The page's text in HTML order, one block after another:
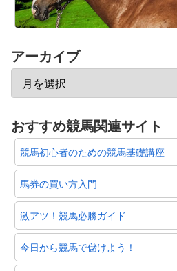
アーカイブ
おすすめ競馬関連サイト
競馬初心者のための競馬基礎講座
馬券の買い方入門
激アツ！競馬必勝ガイド
今日から競馬で儲けよう！